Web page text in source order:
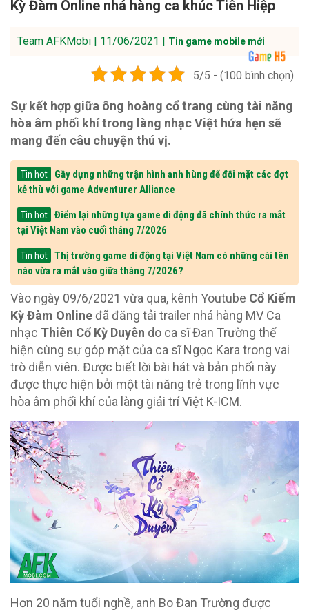
Kỳ Đàm Online nhá hàng ca khúc Tiên Hiệp
Team AFKMobi | 11/06/2021 | Tin game mobile mới
5/5 - (100 bình chọn)
Sự kết hợp giữa ông hoàng cổ trang cùng tài năng
hòa âm phối khí trong làng nhạc Việt hứa hẹn sẽ
mang đến câu chuyện thú vị.
Tin hot
Gầy dựng những trận hình anh hùng để đối mặt các đợt
kẻ thù với game Adventurer Alliance
Tin hot
Điểm lại những tựa game di động đã chính thức ra mắt
tại Việt Nam vào cuối tháng 7/2026
Tin hot
Thị trường game di động tại Việt Nam có những cái tên
nào vừa ra mắt vào giữa tháng 7/2026?
Vào ngày 09/6/2021 vừa qua, kênh Youtube Cổ Kiếm
Kỳ Đàm Onlineđã đăng tải trailer nhá hàng MV Ca
nhạc Thiên Cổ Kỳ Duyên do ca sĩ Đan Trường thể
hiện cùng sự góp mặt của ca sĩ Ngọc Kara trong vai
trò diễn viên. Được biết lời bài hát và bản phối này
được thực hiện bởi một tài năng trẻ trong lĩnh vực
hòa âm phối khí của làng giải trí Việt K-ICM.
Hơn 20 năm tuổi nghề, anh Bo Đan Trường được